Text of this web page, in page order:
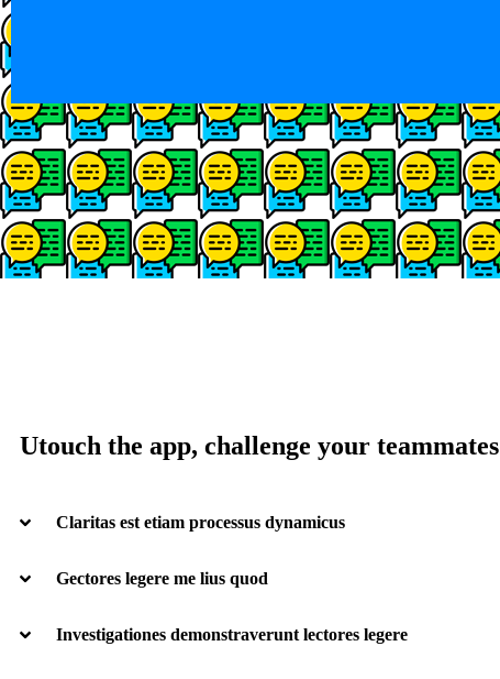
Utouch the app, challenge your teammates
Claritas est etiam processus dynamicus
Gectores legere me lius quod
Investigationes demonstraverunt lectores legere